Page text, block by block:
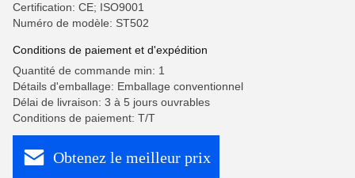
Certification: CE; ISO9001
Numéro de modèle: ST502
Conditions de paiement et d'expédition
Quantité de commande min: 1
Détails d'emballage: Emballage conventionnel
Délai de livraison: 3 à 5 jours ouvrables
Conditions de paiement: T/T
Obtenez le meilleur prix